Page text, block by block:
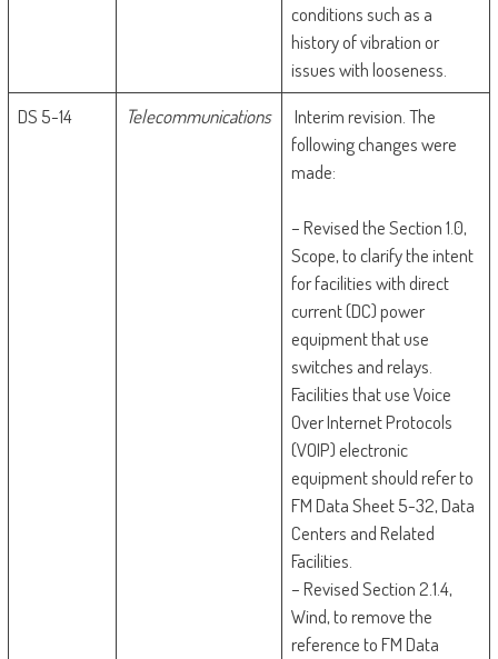
conditions such as a
history of vibration or
issues with looseness.
DS 5-14
Telecommunications
Interim revision. The
following changes were
made:
– Revised the Section 1.0,
Scope, to clarify the intent
for facilities with direct
current (DC) power
equipment that use
switches and relays.
Facilities that use Voice
Over Internet Protocols
(VOIP) electronic
equipment should refer to
FM Data Sheet 5-32, Data
Centers and Related
Facilities.
– Revised Section 2.1.4,
Wind, to remove the
reference to FM Data